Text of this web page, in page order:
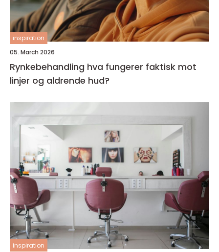
inspiration
05. March 2026
Rynkebehandling hva fungerer faktisk mot
linjer og aldrende hud?
inspiration